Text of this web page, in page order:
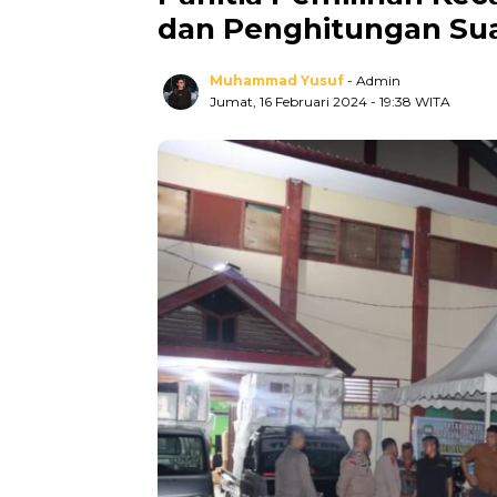
dan Penghitungan
Muhammad Yusuf - Admin
Jumat, 16 Februari 2024 - 19:38 WITA